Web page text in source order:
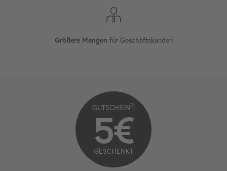
Größere Mengen für Geschäftskunden
GUTSCHEIN2)
5€
GESCHENKT